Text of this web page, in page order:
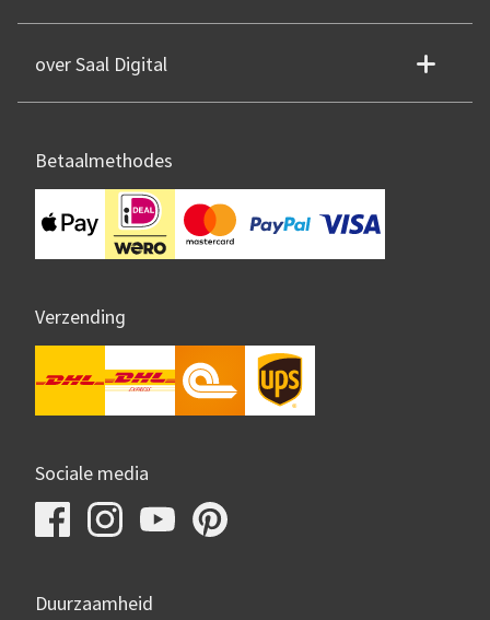
over Saal Digital
Betaalmethodes
Verzending
Sociale media
Duurzaamheid